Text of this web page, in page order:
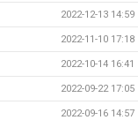
2022-12-13 14:59
2022-11-10 17:18
2022-10-14 16:41
2022-09-22 17:05
2022-09-16 14:57